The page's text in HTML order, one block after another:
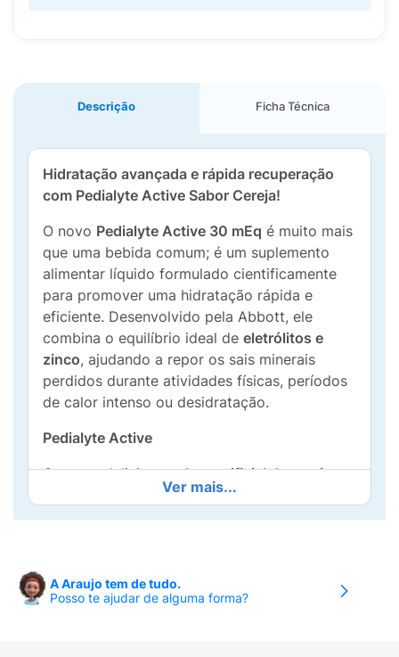
Descrição Ficha Técnica
Hidratação avançada e rápida recuperação
com Pedialyte Active Sabor Cereja!
O novo Pedialyte Active 30 mEq é muito mais
que uma bebida comum; é um suplemento
alimentar líquido formulado cientificamente
para promover uma hidratação rápida e
eficiente. Desenvolvido pela Abbott, ele
combina o equilíbrio ideal de eletrólitos e
zinco, ajudando a repor os sais minerais
perdidos durante atividades físicas, períodos
de calor intenso ou desidratação.
Pedialyte Active
Com um deliciososabor artificial de cereja,
Pedialyte Active é a solução prática para
quem busca manter o ritmo e a saúde em dia.
recupere sua energia e bem-estar de forma
imediata.
Ver mais...
A Araujo tem de tudo.
Posso te ajudar de alguma forma?